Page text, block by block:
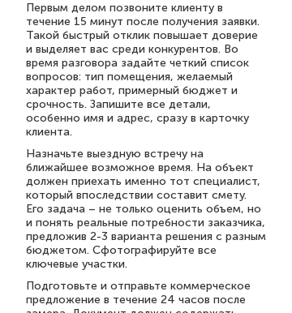
Первым делом позвоните клиенту в
течение 15 минут после получения заявки.
Такой быстрый отклик повышает доверие
и выделяет вас среди конкурентов. Во
время разговора задайте четкий список
вопросов: тип помещения, желаемый
характер работ, примерный бюджет и
срочность. Запишите все детали,
особенно имя и адрес, сразу в карточку
клиента.
Назначьте выездную встречу на
ближайшее возможное время. На объект
должен приехать именно тот специалист,
который впоследствии составит смету.
Его задача – не только оценить объем, но
и понять реальные потребности заказчика,
предложив 2-3 варианта решения с разным
бюджетом. Сфотографируйте все
ключевые участки.
Подготовьте и отправьте коммерческое
предложение в течение 24 часов после